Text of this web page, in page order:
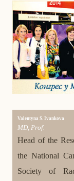
Valentyna S. Ivankova
MD, Prof.
Head of the
the National
Society of